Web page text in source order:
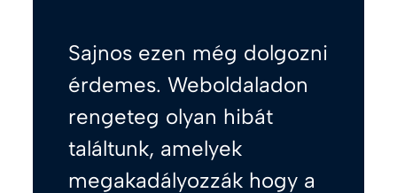
Sajnos ezen még dolgozni
érdemes. Weboldaladon
rengeteg olyan hibát
találtunk, amelyek
megakadályozzák hogy a